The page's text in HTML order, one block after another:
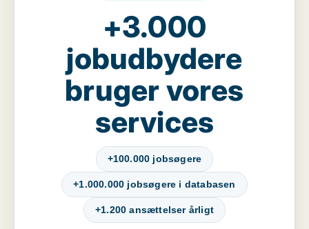
+3.000
jobudbydere
bruger vores
services
+100.000 jobsøgere
+1.000.000 jobsøgere i databasen
+1.200 ansættelser årligt